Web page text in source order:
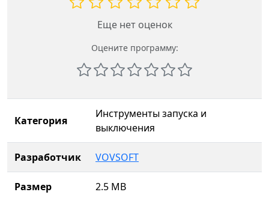
Еще нет оценок
Оцените программу:
Категория
Инструменты запуска и
выключения
Разработчик VOVSOFT
Размер 2.5 MB